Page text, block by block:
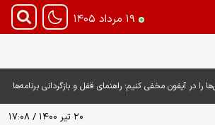
۱۹ مرداد ۱۴۰۵
را در آیفون مخفی کنیم؛ راهنمای قفل و بازگردانی برنامه‌ها
۲۰ تیر ۱۴۰۰ / ۱۷:۰۸